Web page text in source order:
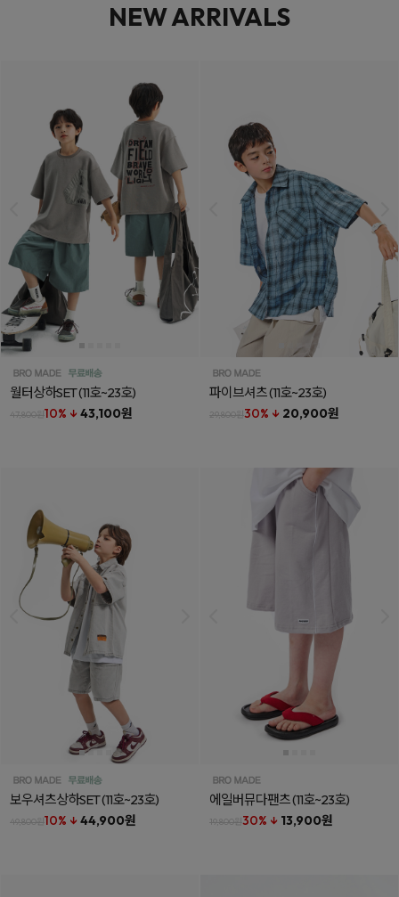
NEW ARRIVALS
월터상하SET(11호~23호)
47,800원10% ↓ 43,100원
파이브셔츠(11호~23호)
29,800원30% ↓ 20,900원
보우셔츠상하SET(11호~23호)
49,800원10% ↓ 44,900원
에일버뮤다팬츠(11호~23호)
19,800원30% ↓ 13,900원